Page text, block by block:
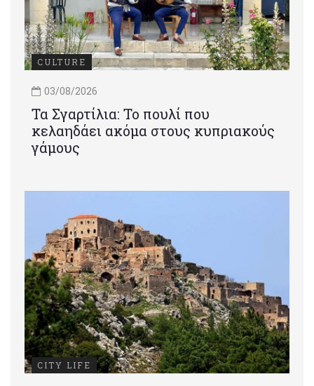
CULTURE
03/08/2026
Τα Σγαρτίλια: Το πουλί που
κελαηδάει ακόμα στους κυπριακούς
γάμους
CITY LIFE